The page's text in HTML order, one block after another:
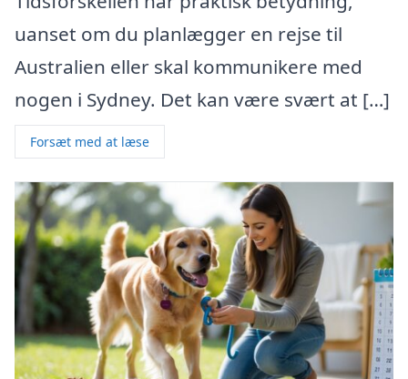
uanset om du planlægger en rejse til
Australien eller skal kommunikere med
nogen i Sydney. Det kan være svært at […]
Forsæt med at læse